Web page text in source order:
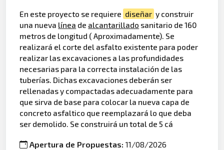
En este proyecto se requiere diseñar y construir
una nueva línea de alcantarillado sanitario de 160
metros de longitud ( Aproximadamente). Se
realizará el corte del asfalto existente para poder
realizar las excavaciones a las profundidades
necesarias para la correcta instalación de las
tuberías. Dichas excavaciones deberán ser
rellenadas y compactadas adecuadamente para
que sirva de base para colocar la nueva capa de
concreto asfaltico que reemplazará lo que deba
ser demolido. Se construirá un total de 5 cá
Apertura de Propuestas:11/08/2026